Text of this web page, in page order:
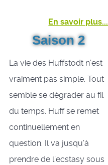
En savoir plus...
Saison 2
La vie des Huffstodt n’est
vraiment pas simple. Tout
semble se dégrader au fil
du temps. Huff se remet
continuellement en
question. Il va jusqu’à
prendre de l’ecstasy sous